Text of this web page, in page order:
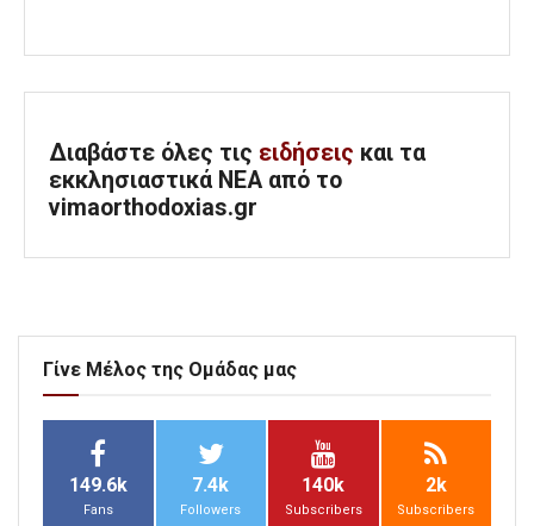
Διαβάστε όλες τις ειδήσεις και τα
εκκλησιαστικά ΝΕΑ από το
vimaorthodoxias.gr
Γίνε Μέλος της Ομάδας μας
149.6k
Fans
7.4k
Followers
140k
Subscribers
2k
Subscribers